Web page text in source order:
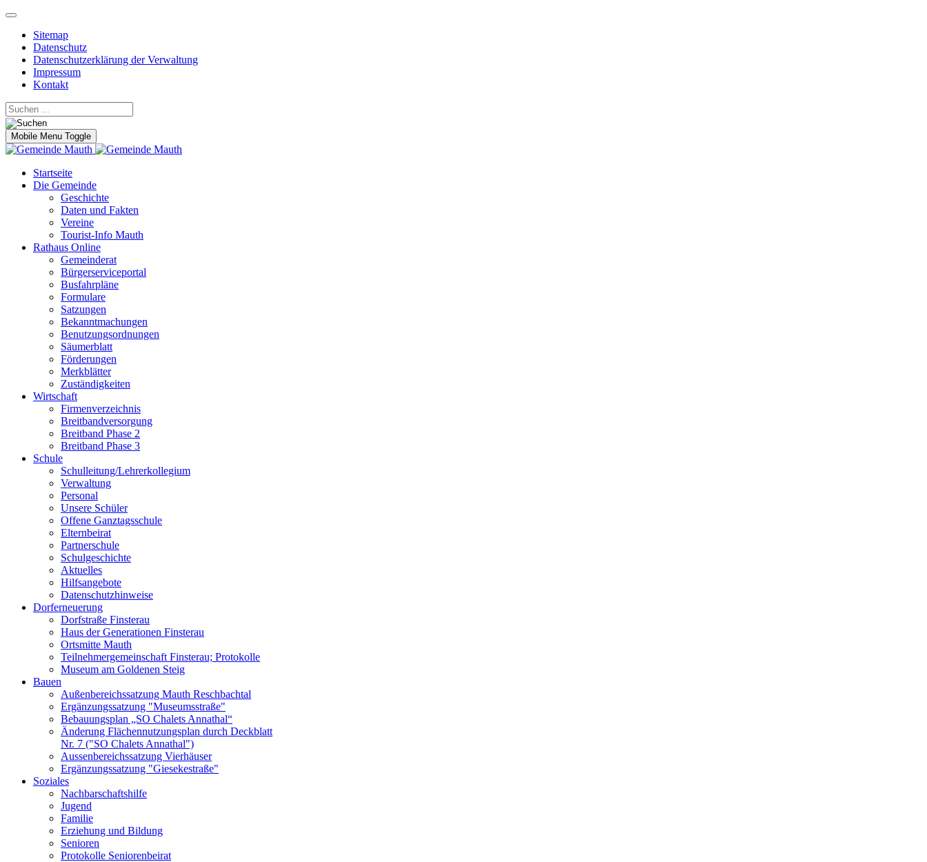
Sitemap
Datenschutz
Datenschutzerklärung der Verwaltung
Impressum
Kontakt
Mobile Menu Toggle
Startseite
Die Gemeinde
Geschichte
Daten und Fakten
Vereine
Tourist-Info Mauth
Rathaus Online
Gemeinderat
Bürgerserviceportal
Busfahrpläne
Formulare
Satzungen
Bekanntmachungen
Benutzungsordnungen
Säumerblatt
Förderungen
Merkblätter
Zuständigkeiten
Wirtschaft
Firmenverzeichnis
Breitbandversorgung
Breitband Phase 2
Breitband Phase 3
Schule
Schulleitung/Lehrerkollegium
Verwaltung
Personal
Unsere Schüler
Offene Ganztagsschule
Elternbeirat
Partnerschule
Schulgeschichte
Aktuelles
Hilfsangebote
Datenschutzhinweise
Dorferneuerung
Dorfstraße Finsterau
Haus der Generationen Finsterau
Ortsmitte Mauth
Teilnehmergemeinschaft Finsterau; Protokolle
Museum am Goldenen Steig
Bauen
Außenbereichssatzung Mauth Reschbachtal
Ergänzungssatzung "Museumsstraße"
Bebauungsplan „SO Chalets Annathal“
Änderung Flächennutzungsplan durch Deckblatt
Nr. 7 ("SO Chalets Annathal")
Aussenbereichssatzung Vierhäuser
Ergänzungssatzung "Giesekestraße"
Soziales
Nachbarschaftshilfe
Jugend
Familie
Erziehung und Bildung
Senioren
Protokolle Seniorenbeirat